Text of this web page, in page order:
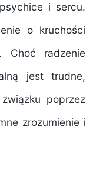
i sercu.
o kruchości
Choć radzenie
jest trudne,
poprzez
zrozumienie i